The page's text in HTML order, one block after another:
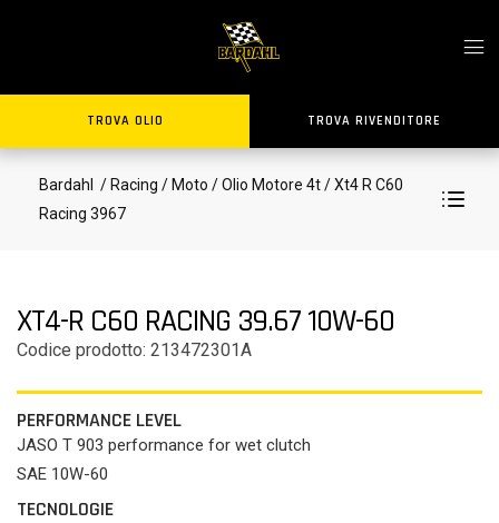
TROVA OLIO TROVA RIVENDITORE
Bardahl / Racing / Moto / Olio Motore 4t/ Xt4 R C60
Racing 3967
XT4-R C60 RACING 39.67 10W-60
Codice prodotto: 213472301A
PERFORMANCE LEVEL
JASO T 903 performance for wet clutch
SAE 10W-60
TECNOLOGIE